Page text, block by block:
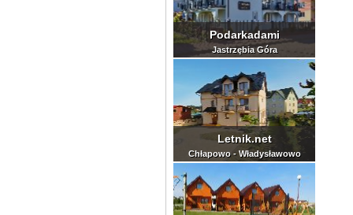
Podarkadami
Jastrzębia Góra
Letnik.net
Chłapowo - Władysławowo